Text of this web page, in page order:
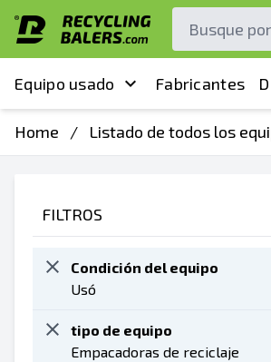
Equipo usado Fabricantes
Home / Listado de todos los
FILTROS
Condición del equipo
Usó
tipo de equipo
Empacadoras de reciclaje